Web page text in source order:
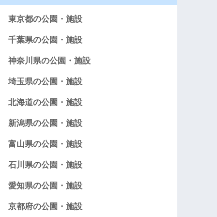
東京都の公園・施設
千葉県の公園・施設
神奈川県の公園・施設
埼玉県の公園・施設
北海道の公園・施設
新潟県の公園・施設
富山県の公園・施設
石川県の公園・施設
愛知県の公園・施設
京都府の公園・施設